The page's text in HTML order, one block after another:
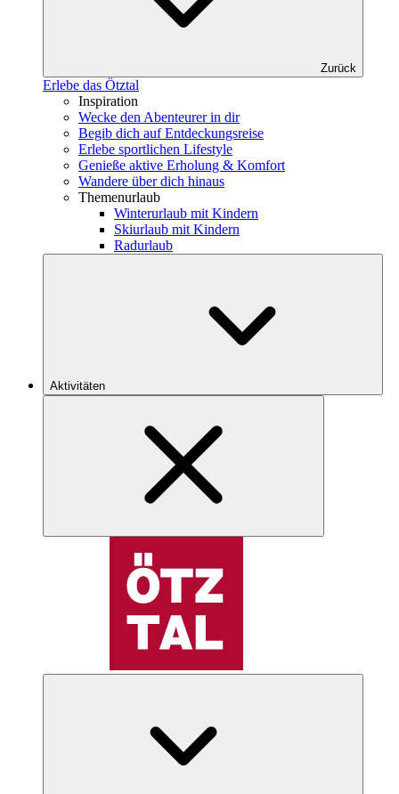
Zurück
Erlebe das Ötztal
Inspiration
Wecke den Abenteurer in dir
Begib dich auf Entdeckungsreise
Erlebe sportlichen Lifestyle
Genieße aktive Erholung & Komfort
Wandere über dich hinaus
Themenurlaub
Winterurlaub mit Kindern
Skiurlaub mit Kindern
Radurlaub
Aktivitäten